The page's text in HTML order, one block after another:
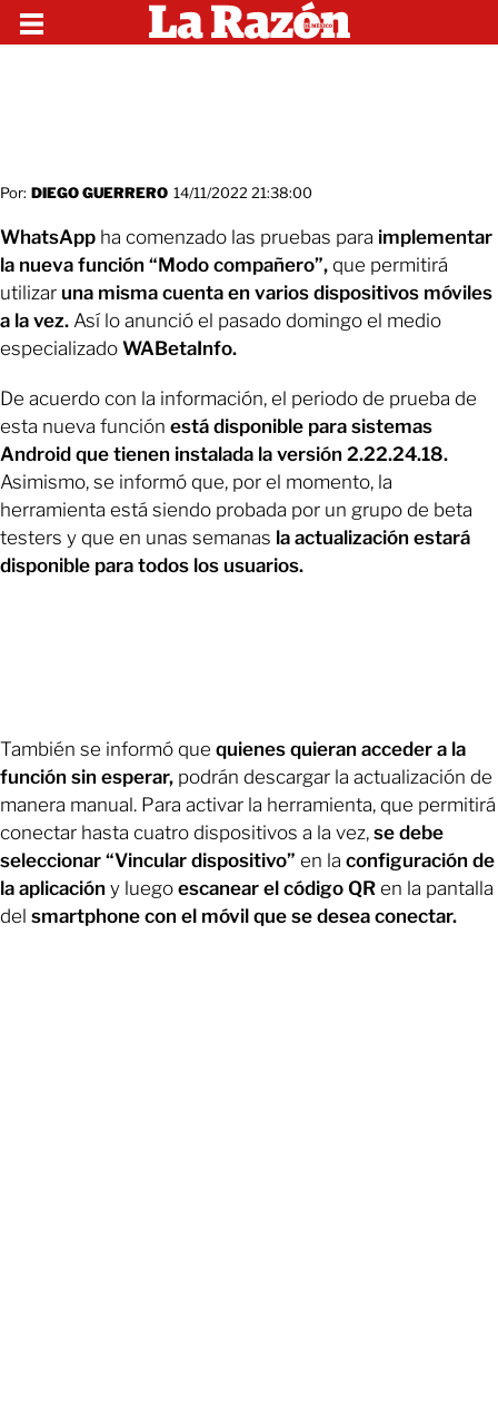
Por: DIEGO GUERRERO 14/11/2022 21:38:00
WhatsApp ha comenzado las pruebas para implementar
la nueva función “Modo compañero”, que permitirá
utilizar una misma cuenta en varios dispositivos móviles
a la vez. Así lo anunció el pasado domingo el medio
especializado WABetaInfo.
De acuerdo con la información, el periodo de prueba de
esta nueva función está disponible para sistemas
Android que tienen instalada la versión 2.22.24.18.
Asimismo, se informó que, por el momento, la
herramienta está siendo probada por un grupo de beta
testers y que en unas semanas la actualización estará
disponible para todos los usuarios.
También se informó que quienes quieran acceder a la
función sin esperar, podrán descargar la actualización de
manera manual. Para activar la herramienta, que permitirá
conectar hasta cuatro dispositivos a la vez, se debe
seleccionar “Vincular dispositivo” en la configuración de
la aplicación y luego escanear el código QR en la pantalla
del smartphone con el móvil que se desea conectar.